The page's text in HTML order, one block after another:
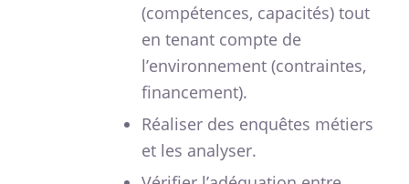
(compétences, capacités) tout
en tenant compte de
l’environnement (contraintes,
financement).
Réaliser des enquêtes métiers
et les analyser.